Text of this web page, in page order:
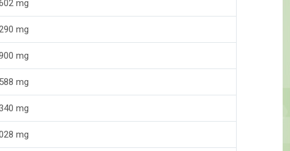
mg
mg
mg
mg
mg
mg